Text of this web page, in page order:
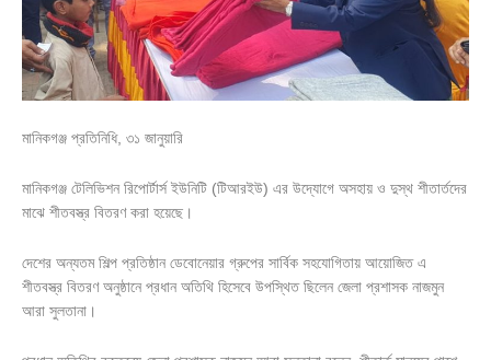
মানিকগঞ্জ প্রতিনিধি, ৩১ জানুয়ারি
মানিকগঞ্জ টেলিভিশন রিপোর্টার্স ইউনিটি (টিআরইউ) এর উদ্যোগে অসহায় ও দুস্থ শীতার্তদের
মাঝে শীতবস্ত্র বিতরণ করা হয়েছে।
দেশের অন্যতম শিল্প প্রতিষ্ঠান ডেবোনেয়ার গ্রুপের সার্বিক সহযোগিতায় আয়োজিত এ
শীতবস্ত্র বিতরণ অনুষ্ঠানে প্রধান অতিথি হিসেবে উপস্থিত ছিলেন জেলা প্রশাসক নাজমুন
আরা সুলতানা।